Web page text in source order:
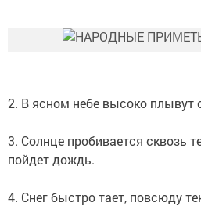
2. В ясном небе высоко плывут
3. Солнце пробивается сквозь
пойдет дождь.
4. Снег быстро тает, повсюду